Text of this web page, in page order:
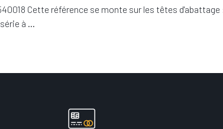
Cette référence se monte sur les têtes
à …